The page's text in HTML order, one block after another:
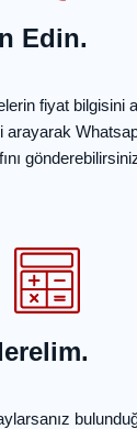
Edin.
fiyat bilgisini